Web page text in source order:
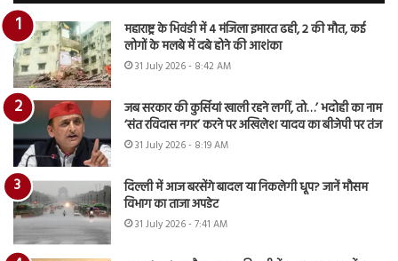
महाराष्ट्र के भिवंडी में 4 मंजिला इमारत ढही, 2 की मौत, कई
लोगों के मलबे में दबे होने की आशंका
31 July 2026 - 8:42 AM
जब सरकार की कुर्सियां खाली रहने लगीं, तो…’ भदोही का नाम
‘संत रविदास नगर’ करने पर अखिलेश यादव का बीजेपी पर तंज
31 July 2026 - 8:19 AM
दिल्ली में आज बरसेंगे बादल या निकलेगी धूप? जानें मौसम
विभाग का ताजा अपडेट
31 July 2026 - 7:41 AM